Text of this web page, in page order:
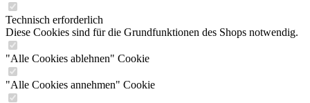
Technisch erforderlich
Diese Cookies sind für die Grundfunktionen des Shops notwendig.
"Alle Cookies ablehnen" Cookie
"Alle Cookies annehmen" Cookie